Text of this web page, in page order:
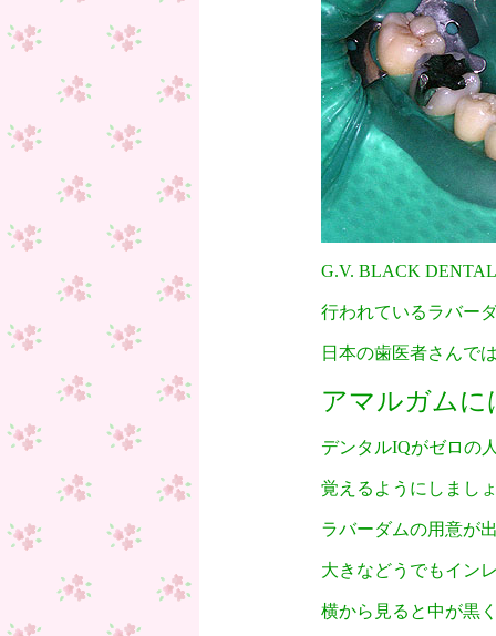
G.V. BLACK
行われているラバー
日本の歯医者さんで
アマルガム
デンタルIQがゼロの
覚えるようにしまし
ラバーダムの用意が
大きなどうでもイン
横から見ると中が黒